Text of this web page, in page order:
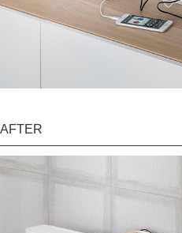
AFTER